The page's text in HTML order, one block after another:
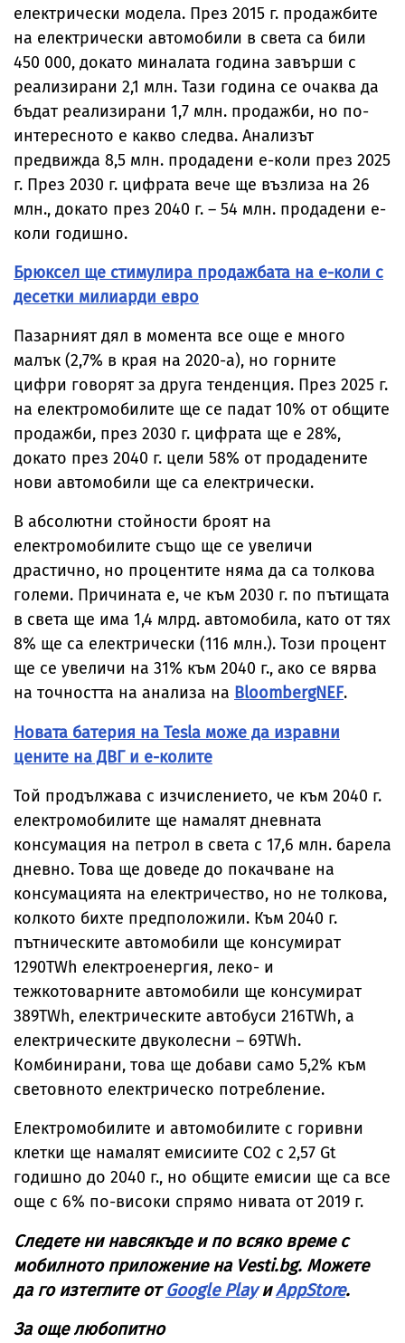
електрически модела. През 2015 г. продажбите
на електрически автомобили в света са били
450 000, докато миналата година завърши с
реализирани 2,1 млн. Тази година се очаква да
бъдат реализирани 1,7 млн. продажби, но по-
интересното е какво следва. Анализът
предвижда 8,5 млн. продадени е-коли през 2025
г. През 2030 г. цифрата вече ще възлиза на 26
млн., докато през 2040 г. – 54 млн. продадени е-
коли годишно.
Брюксел ще стимулира продажбата на е-коли с
десетки милиарди евро
Пазарният дял в момента все още е много
малък (2,7% в края на 2020-а), но горните
цифри говорят за друга тенденция. През 2025 г.
на електромобилите ще се падат 10% от общите
продажби, през 2030 г. цифрата ще е 28%,
докато през 2040 г. цели 58% от продадените
нови автомобили ще са електрически.
В абсолютни стойности броят на
електромобилите също ще се увеличи
драстично, но процентите няма да са толкова
големи. Причината е, че към 2030 г. по пътищата
в света ще има 1,4 млрд. автомобила, като от тях
8% ще са електрически (116 млн.). Този процент
ще се увеличи на 31% към 2040 г., ако се вярва
на точността на анализа на BloombergNEF.
Новата батерия на Tesla може да изравни
цените на ДВГ и е-колите
Той продължава с изчислението, че към 2040 г.
електромобилите ще намалят дневната
консумация на петрол в света с 17,6 млн. барела
дневно. Това ще доведе до покачване на
консумацията на електричество, но не толкова,
колкото бихте предположили. Към 2040 г.
пътническите автомобили ще консумират
1290TWh електроенергия, леко- и
тежкотоварните автомобили ще консумират
389TWh, електрическите автобуси 216TWh, а
електрическите двуколесни – 69TWh.
Комбинирани, това ще добави само 5,2% към
световното електрическо потребление.
Електромобилите и автомобилите с горивни
клетки ще намалят емисиите СО2 с 2,57 Gt
годишно до 2040 г., но общите емисии ще са все
още с 6% по-високи спрямо нивата от 2019 г.
Следете ни навсякъде и по всяко време с
мобилното приложение на Vesti.bg. Можете
да го изтеглите от Google Play и AppStore.
За още любопитно